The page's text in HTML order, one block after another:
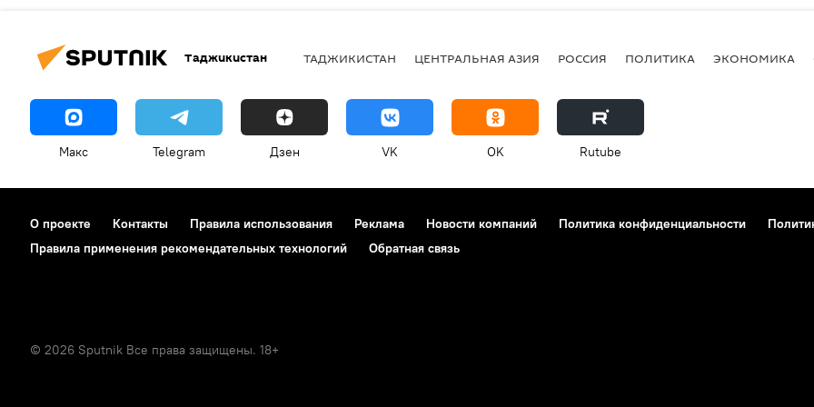
Таджикистан ТАДЖИКИСТАН ЦЕНТРАЛЬНАЯ АЗИЯ РОССИЯ ПОЛИТИКА ЭКОНОМИКА
Макс Telegram Дзен VK OK Rutube
О проекте Контакты Правила использования Реклама Новости компаний Политика конфиденциальности
Правила применения рекомендательных технологий
Обратная связь
© 2026 Sputnik Все права защищены. 18+